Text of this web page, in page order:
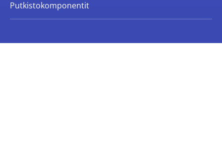
Putkistokomponentit